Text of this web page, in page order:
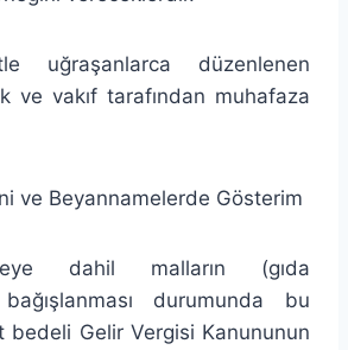
uğraşanlarca düzenlenen
ve vakıf tarafından muhafaza
ve Beyannamelerde Gösterim
dahil malların (gıda
durumunda bu
bedeli Gelir Vergisi Kanununun